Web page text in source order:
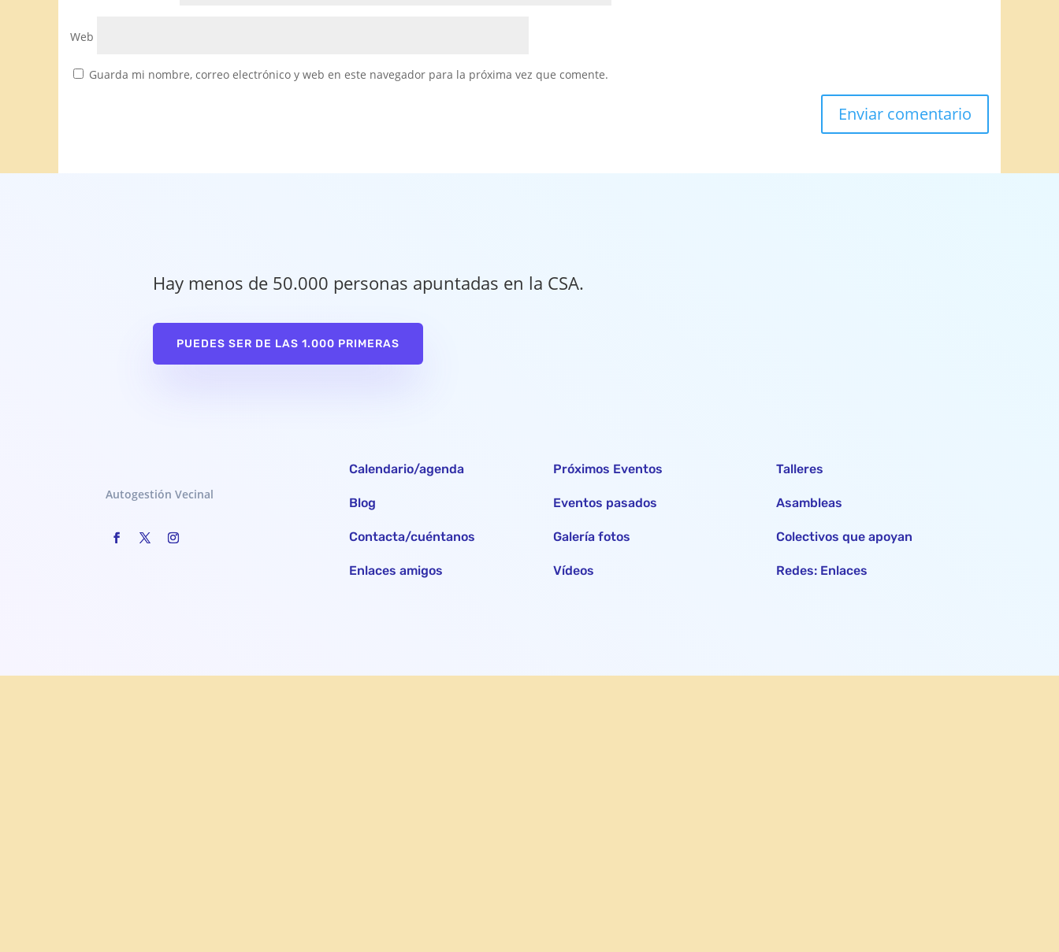
Web
Guarda mi nombre, correo electrónico y web en este navegador para la próxima vez que comente.
Hay menos de 50.000 personas apuntadas en la CSA.
PUEDES SER DE LAS 1.000 PRIMERAS
Autogestión Vecinal
Calendario/agenda
Blog
Contacta/cuéntanos
Enlaces amigos
Próximos Eventos
Eventos pasados
Galería fotos
Vídeos
Talleres
Asambleas
Colectivos que apoyan
Redes: Enlaces